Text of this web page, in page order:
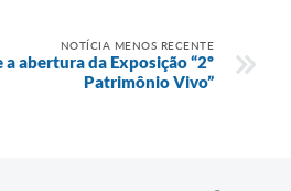
NOTÍCIA MENOS RECENTE
abertura da Exposição “2º
Patrimônio Vivo”